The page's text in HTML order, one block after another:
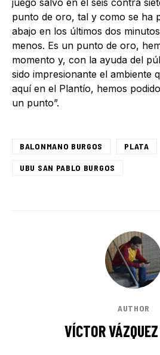
punto de oro, tal y como se ha
abajo en los últimos dos
menos. Es un punto de oro,
momento y, con la ayuda del
sido impresionante el ambiente
aquí en el Plantío, hemos
un punto”.
BALONMANO BURGOS PLATA
UBU SAN PABLO BURGOS
AUTHOR
VÍCTOR